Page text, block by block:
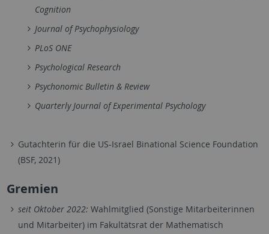
Cognition
Journal of Psychophysiology
PLoS ONE
Psychological Research
Psychonomic Bulletin & Review
Quarterly Journal of Experimental Psychology
Gutachterin für die US-Israel Binational Science Foundation
(BSF, 2021)
Gremien
seit Oktober 2022: Wahlmitglied (Sonstige Mitarbeiterinnen
und Mitarbeiter) im Fakultätsrat der Mathematisch